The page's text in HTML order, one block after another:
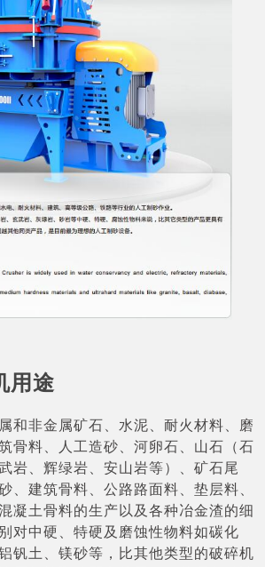
用途
和非金属矿石、水泥、耐火材料、磨
骨料、人工造砂、河卵石、山石（石
岩、辉绿岩、安山岩等）、矿石尾
、建筑骨料、公路路面料、垫层料、
凝土骨料的生产以及各种冶金渣的细
对中硬、特硬及磨蚀性物料如碳化
钒土、镁砂等，比其他类型的破碎机